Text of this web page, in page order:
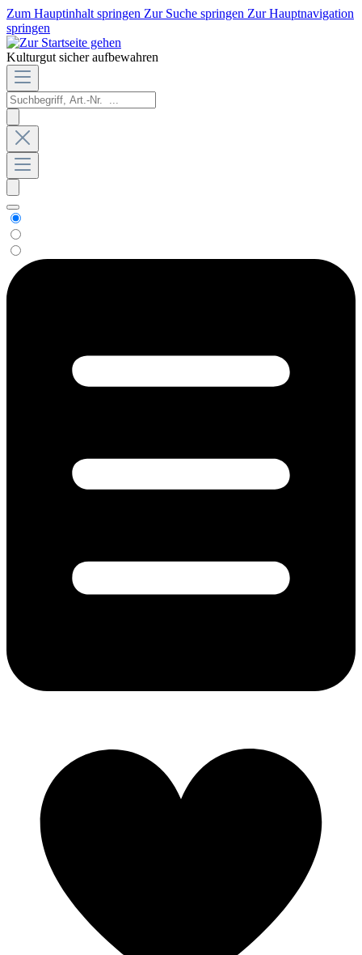
Zum Hauptinhalt springen Zur Suche springen Zur Hauptnavigation
springen
Kulturgut sicher aufbewahren